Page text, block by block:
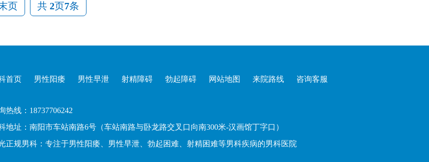
页 共 2页7条
首页 男性阳痿 男性早泄 射精障碍 勃起障碍 网站地图 来院路线 咨询客服
热线：18737706242
地址：南阳市车站南路6号（车站南路与卧龙路交叉口向南300米-汉画馆丁字口）
正规男科 ： 专注于男性阳痿 男性早泄 勃起困难 射精困难等男科疾病的男科医院